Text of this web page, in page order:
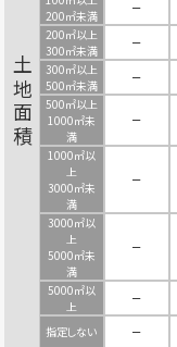
土地面積
200㎡未満
－
200㎡以上
300㎡未満
－
300㎡以上
500㎡未満
－
500㎡以上
1000㎡未
満
－
1000㎡以
上
3000㎡未
満
－
3000㎡以
上
5000㎡未
満
－
5000㎡以
上
－
指定しない －